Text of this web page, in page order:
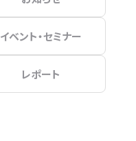
イベント・セミナー
レポート